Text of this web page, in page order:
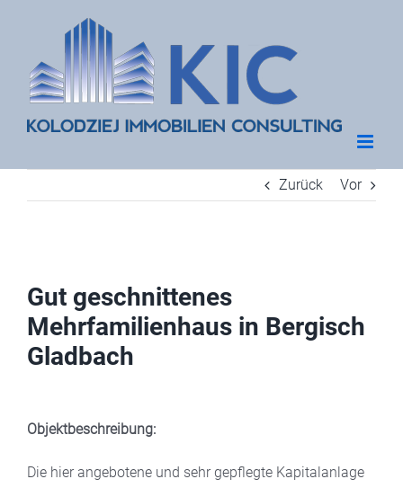
springen
Zurück Vor
Gut geschnittenes
Mehrfamilienhaus in Bergisch
Gladbach
Objektbeschreibung:
Die hier angebotene und sehr gepflegte Kapitalanlage